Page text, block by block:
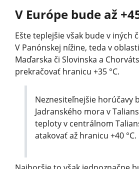
V Európe bude až
Ešte teplejšie však bude v iných
V Panónskej nížine, teda v
Maďarska či Slovinska a
prekračovať hranicu +35 °C.
Neznesiteľnejšie horúčavy
Jadranského mora v
teploty v centrálnom
atakovať až hranicu +40 °C.